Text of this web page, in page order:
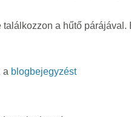
a hűtő
a blogbejegyzést